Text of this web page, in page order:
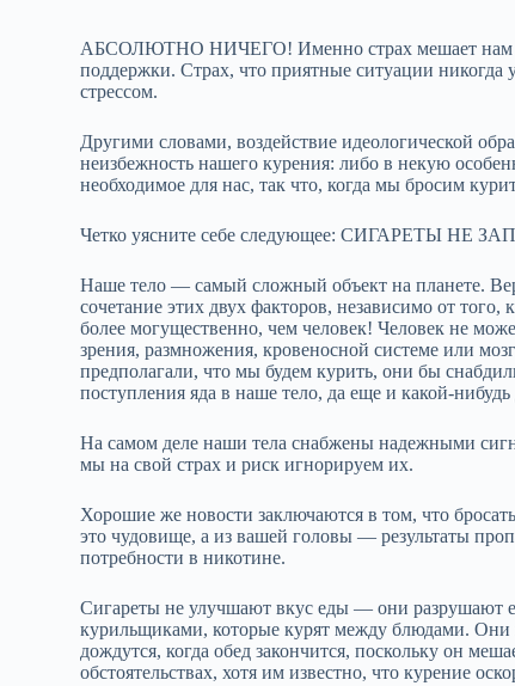
АБСОЛЮТНО НИЧЕГО! Именно страх мешает нам
поддержки. Страх, что приятные ситуации
стрессом.
Другими словами, воздействие идеологической
неизбежность нашего курения: либо в некую
необходимое для нас, так что, когда мы бросим
Четко уясните себе следующее: СИГАРЕТЫ
Наше тело — самый сложный объект на планете.
сочетание этих двух факторов, независимо от
более могущественно, чем человек! Человек не
зрения, размножения, кровеносной системе или
предполагали, что мы будем курить, они бы
поступления яда в наше тело, да еще и
На самом деле наши тела снабжены надежными
мы на свой страх и риск игнорируем их.
Хорошие же новости заключаются в том, что
это чудовище, а из вашей головы — результаты
потребности в никотине.
Сигареты не улучшают вкус еды — они разрушают
курильщиками, которые курят между блюдами.
дождутся, когда обед закончится, поскольку он
обстоятельствах, хотя им известно, что курение